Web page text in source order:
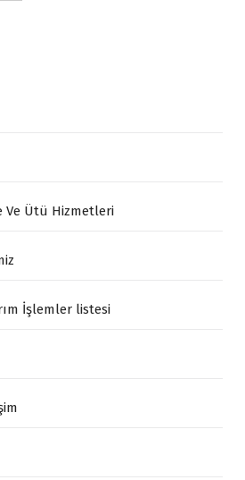
Ve Ütü Hizmetleri
İşlemler listesi